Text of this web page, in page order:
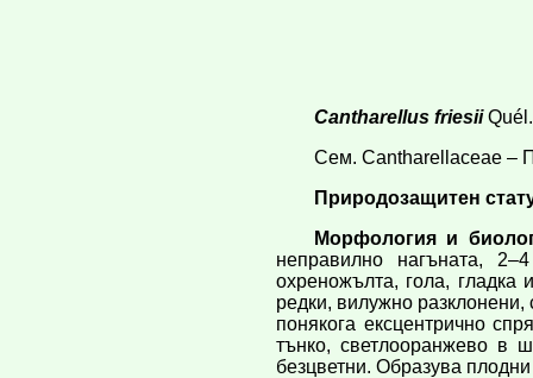
Cantharellus friesiiQuél.
Сем. Cantharellaceae –
Природозащитен
Морфология и
неправилно нагъната,
охреножълта, гола,
редки, вилужно
понякога ексцентрично
тънко, светлооранжево в
безцветни. Образува